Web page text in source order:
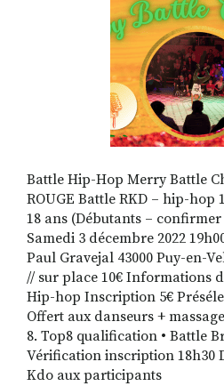
Battle Hip-Hop Merry Battle
ROUGE Battle RKD – hip-hop
18 ans (Débutants – confirmer
Samedi 3 décembre 2022
Paul Gravejal 43000 Puy-en-
// sur place 10€ Informations
Hip-hop Inscription 5€
Offert aux danseurs +
8. Top8 qualification • Battle
Vérification inscription 18h30
Kdo aux participants